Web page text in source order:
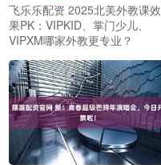
飞乐乐配资 2025北美外教课效
果PK：VIPKID、掌门少儿、
VIPXM哪家外教更专业？